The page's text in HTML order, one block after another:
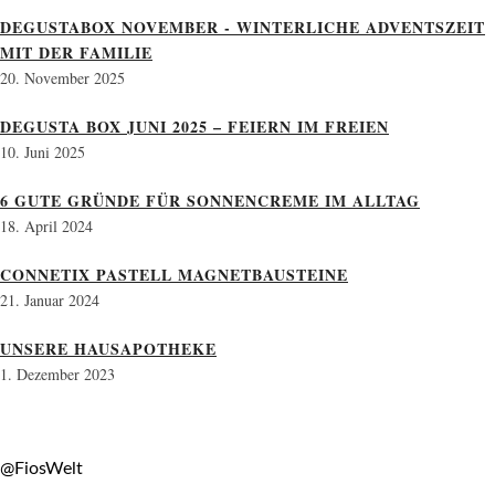
DEGUSTABOX NOVEMBER - WINTERLICHE ADVENTSZEIT
MIT DER FAMILIE
20. November 2025
DEGUSTA BOX JUNI 2025 – FEIERN IM FREIEN
10. Juni 2025
6 GUTE GRÜNDE FÜR SONNENCREME IM ALLTAG
18. April 2024
CONNETIX PASTELL MAGNETBAUSTEINE
21. Januar 2024
UNSERE HAUSAPOTHEKE
1. Dezember 2023
@FiosWelt